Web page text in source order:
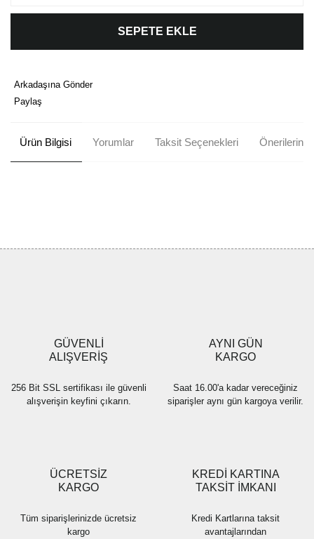
SEPETE EKLE
Arkadaşına Gönder
Paylaş
Ürün Bilgisi Yorumlar Taksit Seçenekleri Önerileriniz
Ürün fiyatı diğer sitelerden daha pahalı.
Bu ürüne benzer farklı alternatifler olmalı.
GÜVENLİ
ALIŞVERİŞ
256 Bit SSL sertifikası ile güvenli
alışverişin keyfini çıkarın.
AYNI GÜN
KARGO
Saat 16.00'a kadar vereceğiniz
siparişler aynı gün kargoya verilir.
ÜCRETSİZ
KARGO
Tüm siparişlerinizde ücretsiz
kargo
KREDİ KARTINA
TAKSİT İMKANI
Kredi Kartlarına taksit
avantajlarından